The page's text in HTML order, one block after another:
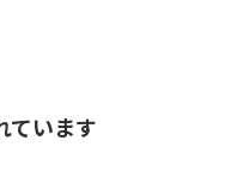
ています